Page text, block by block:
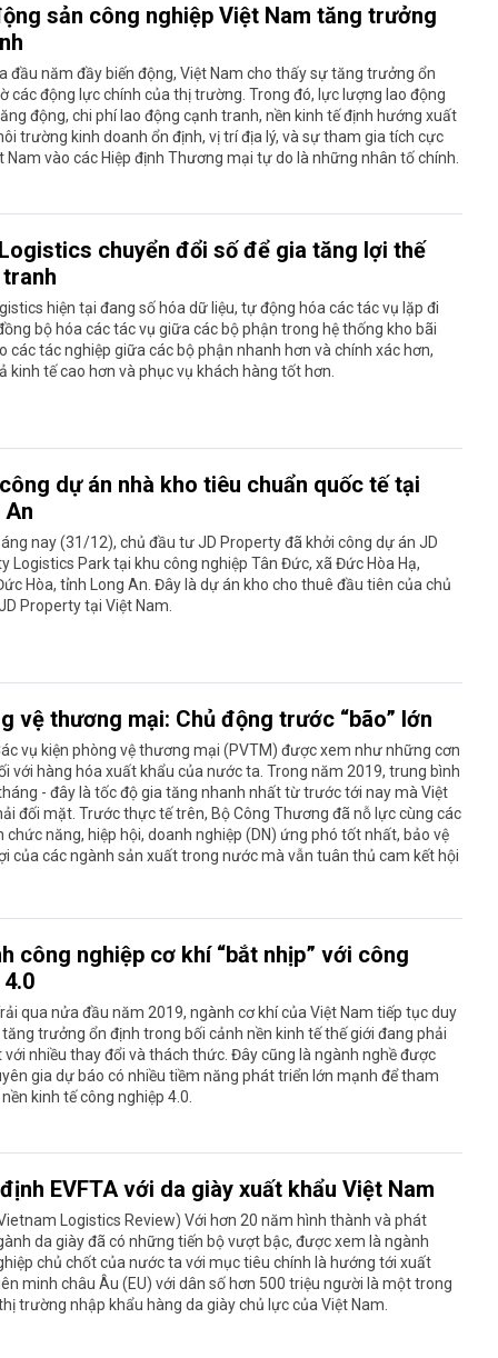
sản công nghiệp Việt Nam tăng trưởng
đầu năm đầy biến động, Việt Nam cho thấy sự tăng trưởng ổn
các động lực chính của thị trường. Trong đó, lực lượng lao động
động, chi phí lao động cạnh tranh, nền kinh tế định hướng xuất
trường kinh doanh ổn định, vị trí địa lý, và sự tham gia tích cực
Nam vào các Hiệp định Thương mại tự do là những nhân tố chính.
chuyển đổi số để gia tăng lợi thế
hiện tại đang số hóa dữ liệu, tự động hóa các tác vụ lặp đi
bộ hóa các tác vụ giữa các bộ phận trong hệ thống kho bãi
các tác nghiệp giữa các bộ phận nhanh hơn và chính xác hơn,
kinh tế cao hơn và phục vụ khách hàng tốt hơn.
dự án nhà kho tiêu chuẩn quốc tế tại
nay (31/12), chủ đầu tư JD Property đã khởi công dự án JD
Logistics Park tại khu công nghiệp Tân Đức, xã Đức Hòa Hạ,
Hòa, tỉnh Long An. Đây là dự án kho cho thuê đầu tiên của chủ
Property tại Việt Nam.
vệ thương mại: Chủ động trước “bão” lớn
vụ kiện phòng vệ thương mại (PVTM) được xem như những cơn
với hàng hóa xuất khẩu của nước ta. Trong năm 2019, trung bình
- đây là tốc độ gia tăng nhanh nhất từ trước tới nay mà Việt
đối mặt. Trước thực tế trên, Bộ Công Thương đã nỗ lực cùng các
chức năng, hiệp hội, doanh nghiệp (DN) ứng phó tốt nhất, bảo vệ
của các ngành sản xuất trong nước mà vẫn tuân thủ cam kết hội
công nghiệp cơ khí “bắt nhịp” với công
qua nửa đầu năm 2019, ngành cơ khí của Việt Nam tiếp tục duy
trưởng ổn định trong bối cảnh nền kinh tế thế giới đang phải
với nhiều thay đổi và thách thức. Đây cũng là ngành nghề được
gia dự báo có nhiều tiềm năng phát triển lớn mạnh để tham
kinh tế công nghiệp 4.0.
EVFTA với da giày xuất khẩu Việt Nam
Logistics Review) Với hơn 20 năm hình thành và phát
da giày đã có những tiến bộ vượt bậc, được xem là ngành
chủ chốt của nước ta với mục tiêu chính là hướng tới xuất
minh châu Âu (EU) với dân số hơn 500 triệu người là một trong
trường nhập khẩu hàng da giày chủ lực của Việt Nam.